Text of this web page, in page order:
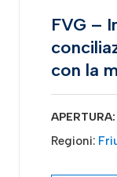
FVG –
con la
APERTURA:
Regioni: